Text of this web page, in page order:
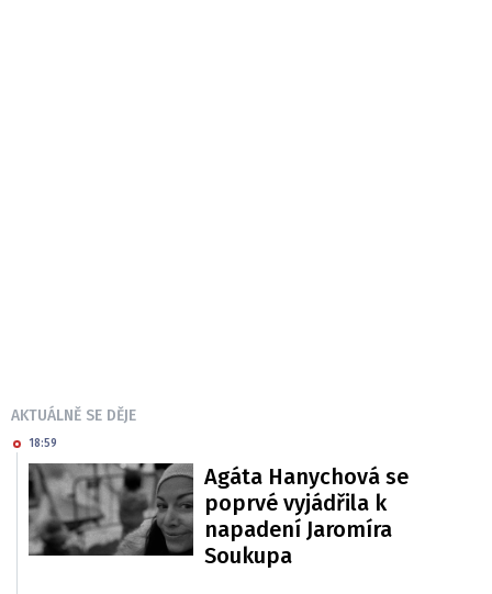
AKTUÁLNĚ SE DĚJE
18:59
Agáta Hanychová se
poprvé vyjádřila k
napadení Jaromíra
Soukupa